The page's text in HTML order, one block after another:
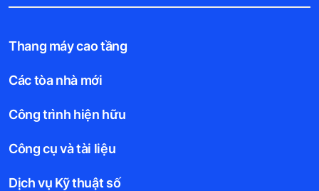
Thang máy cao tầng
Các tòa nhà mới
Công trình hiện hữu
Công cụ và tài liệu
Dịch vụ Kỹ thuật số